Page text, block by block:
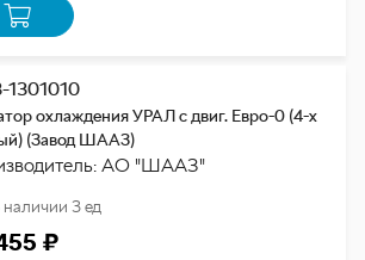
1301010
охлаждения УРАЛ с двиг. Евро-0 (4-х
(Завод ШААЗ)
АО "ШААЗ"
наличии 3 ед
₽